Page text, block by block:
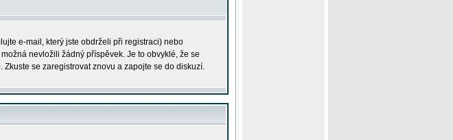
e-mail, který jste obdrželi při registraci) nebo
nevložili žádný příspěvek. Je to obvyklé, že se
se zaregistrovat znovu a zapojte se do diskuzí.